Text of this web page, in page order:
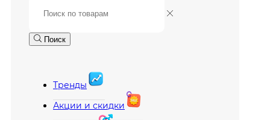
Поиск
Тренды
Акции и скидки